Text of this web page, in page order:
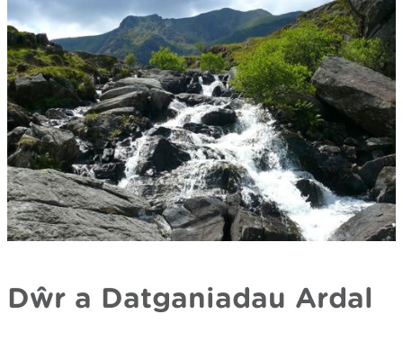
Dŵr a Datganiadau Ardal